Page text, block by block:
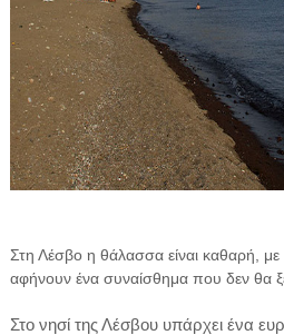
Στη Λέσβο η θάλασσα είναι καθαρή,
αφήνουν ένα συναίσθημα που δεν θα
Στο νησί της Λέσβου υπάρχει ένα